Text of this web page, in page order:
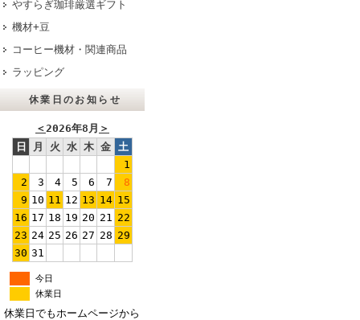
やすらぎ珈琲厳選ギフト
機材+豆
コーヒー機材・関連商品
ラッピング
休業日のお知らせ
＜2026年8月 ＞
日
月 火 水 木 金 土
1
2
3 4 5 6 7
8
9 10 11 12 13 14 15
16 17 18 19 20 21 22
23 24 25 26 27 28 29
30 31
今日
休業日
休業日でもホームページから